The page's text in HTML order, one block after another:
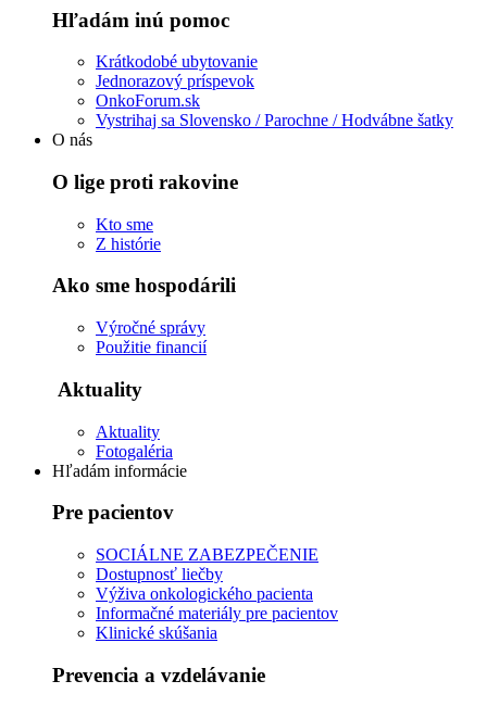
Hľadám inú pomoc
Krátkodobé ubytovanie
Jednorazový príspevok
OnkoForum.sk
Vystrihaj sa Slovensko / Parochne / Hodvábne šatky
O nás
O lige proti rakovine
Kto sme
Z histórie
Ako sme hospodárili
Výročné správy
Použitie financií
Aktuality
Aktuality
Fotogaléria
Hľadám informácie
Pre pacientov
SOCIÁLNE ZABEZPEČENIE
Dostupnosť liečby
Výživa onkologického pacienta
Informačné materiály pre pacientov
Klinické skúšania
Prevencia a vzdelávanie